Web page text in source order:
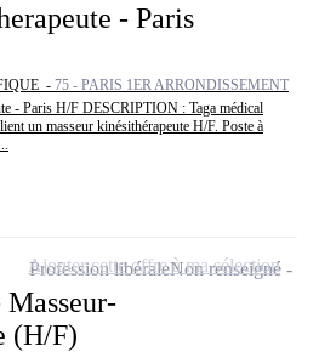
- Paris
- 75 - PARIS 1ER ARRONDISSEMENT
- Paris H/F DESCRIPTION : Taga médical
un masseur kinésithérapeute H/F. Poste à
(H/F)
Profession libéraleNon renseigné
Ajouter cette offre à ma sélection